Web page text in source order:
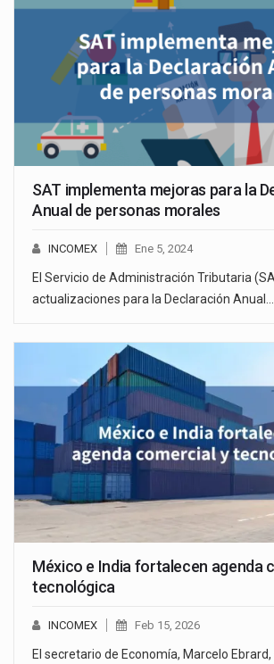
SAT implementa mejoras para la
Anual de personas morales
INCOMEX Ene 5, 2024
El Servicio de Administración Tributaria
actualizaciones para la Declaración Anual…
México e India fortalecen agenda
tecnológica
INCOMEX Feb 15, 2026
El secretario de Economía, Marcelo Ebrard,